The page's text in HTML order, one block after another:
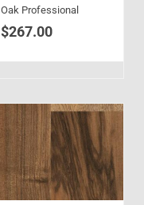
Oak Professional
$267.00